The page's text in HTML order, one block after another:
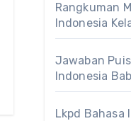
Rangkuman
Indonesia
Jawaban
Indonesia
Lkpd Bahasa